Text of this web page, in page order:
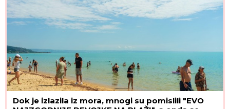
Dok je izlazila iz mora, mnogi su pomislili "EVO